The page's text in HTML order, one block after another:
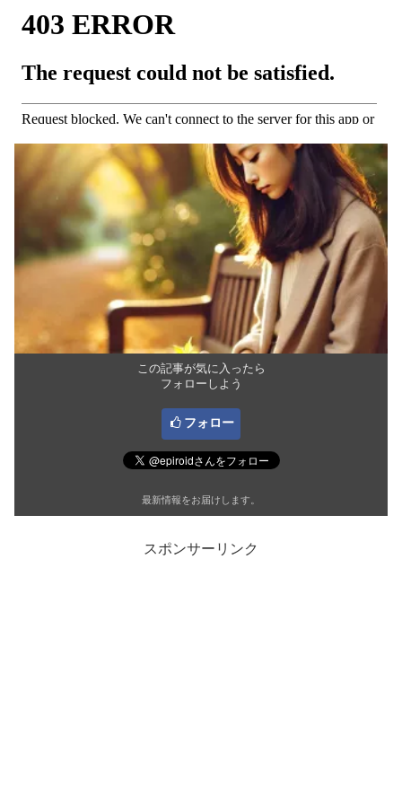
この記事が気に入ったら
フォローしよう
フォロー
最新情報をお届けします。
スポンサーリンク